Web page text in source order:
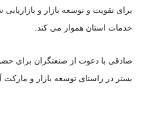
برای تقویت و توسعه بازار و
خدمات استان هموار می کند.
صادقی با دعوت از صنعتگران برای
بستر در راستای توسعه بازار و مارکت